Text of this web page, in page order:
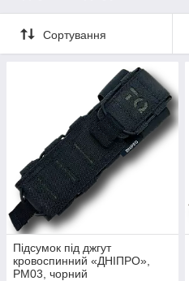
Сортування
Підсумок під джгут
кровоспинний «ДНІПРО»,
РМ03, чорний